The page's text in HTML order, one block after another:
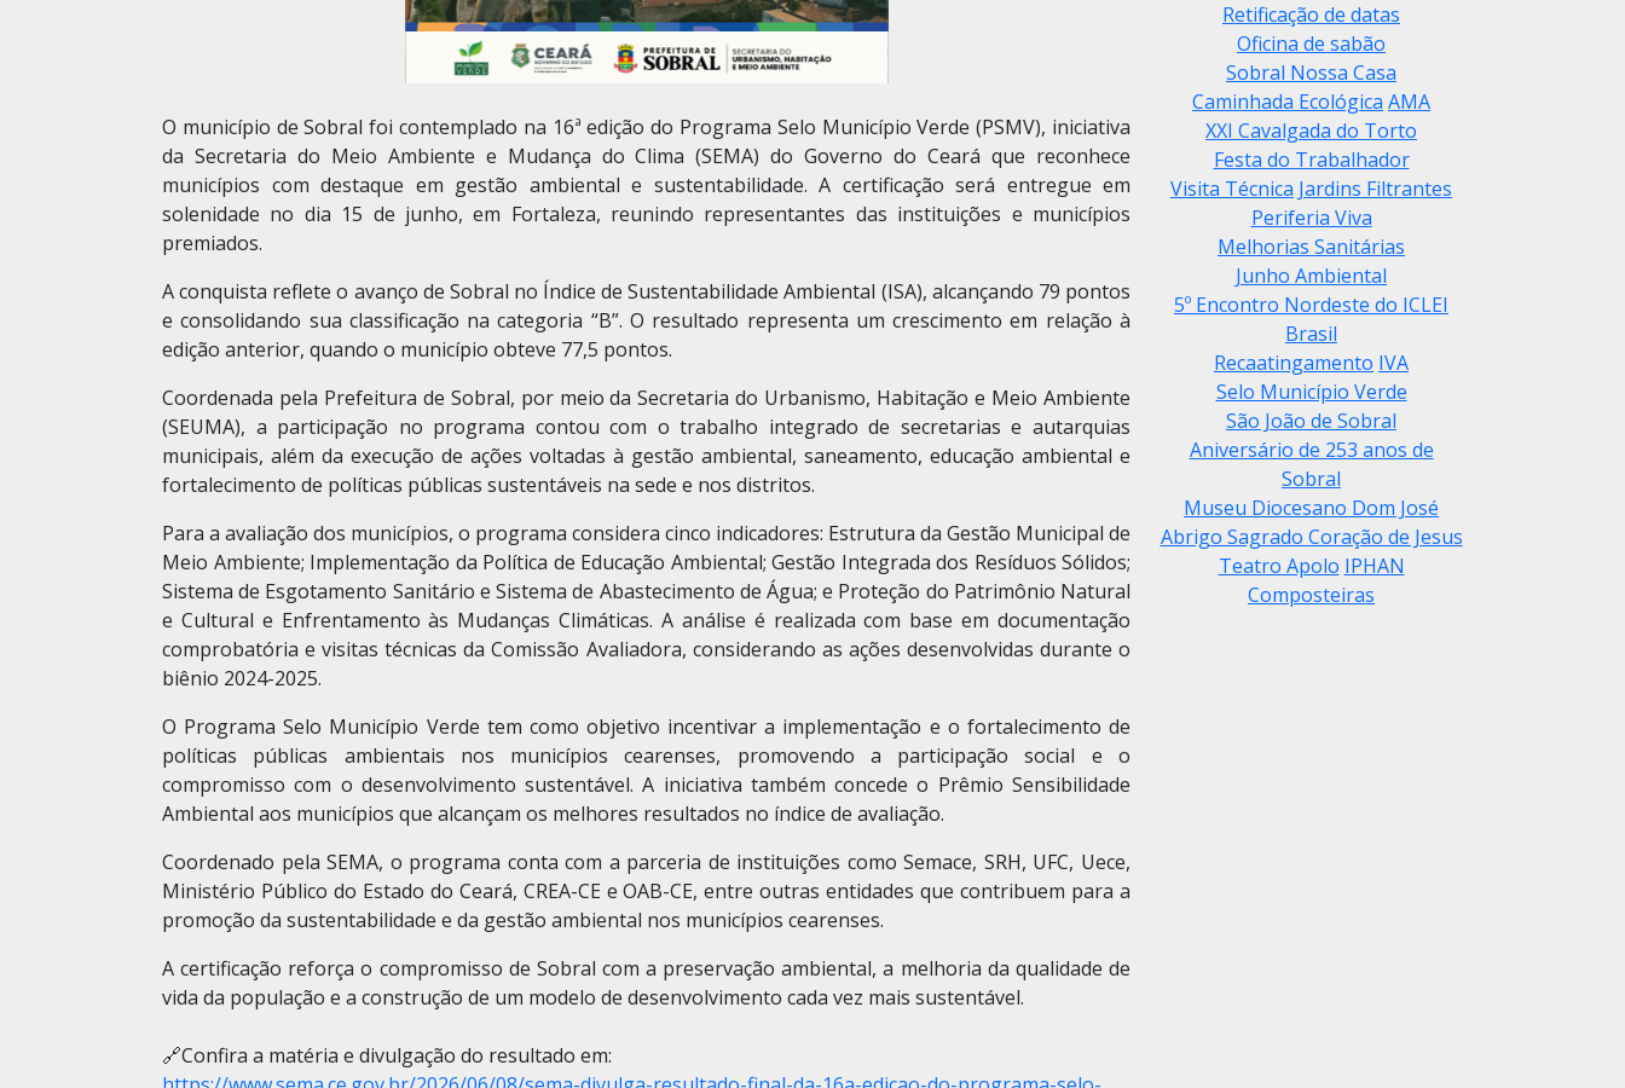
Retificação de datas
Oficina de sabão
Sobral Nossa Casa
Caminhada Ecológica AMA
XXI Cavalgada do Torto
Festa do Trabalhador
Visita Técnica Jardins Filtrantes
Periferia Viva
Melhorias Sanitárias
Junho Ambiental
5º Encontro Nordeste do ICLEI
Brasil
Recaatingamento IVA
Selo Município Verde
São João de Sobral
Aniversário de 253 anos de
Sobral
Museu Diocesano Dom José
Abrigo Sagrado Coração de Jesus
Teatro Apolo IPHAN
Composteiras
O município de Sobral foi contemplado na 16ª edição do Programa Selo Município Verde (PSMV), iniciativa
da Secretaria do Meio Ambiente e Mudança do Clima (SEMA) do Governo do Ceará que reconhece
municípios com destaque em gestão ambiental e sustentabilidade. A certificação será entregue em
solenidade no dia 15 de junho, em Fortaleza, reunindo representantes das instituições e municípios
premiados.
A conquista reflete o avanço de Sobral no Índice de Sustentabilidade Ambiental (ISA), alcançando 79 pontos
e consolidando sua classificação na categoria “B”. O resultado representa um crescimento em relação à
edição anterior, quando o município obteve 77,5 pontos.
Coordenada pela Prefeitura de Sobral, por meio da Secretaria do Urbanismo, Habitação e Meio Ambiente
(SEUMA), a participação no programa contou com o trabalho integrado de secretarias e autarquias
municipais, além da execução de ações voltadas à gestão ambiental, saneamento, educação ambiental e
fortalecimento de políticas públicas sustentáveis na sede e nos distritos.
Para a avaliação dos municípios, o programa considera cinco indicadores: Estrutura da Gestão Municipal de
Meio Ambiente; Implementação da Política de Educação Ambiental; Gestão Integrada dos Resíduos Sólidos;
Sistema de Esgotamento Sanitário e Sistema de Abastecimento de Água; e Proteção do Patrimônio Natural
e Cultural e Enfrentamento às Mudanças Climáticas. A análise é realizada com base em documentação
comprobatória e visitas técnicas da Comissão Avaliadora, considerando as ações desenvolvidas durante o
biênio 2024-2025.
O Programa Selo Município Verde tem como objetivo incentivar a implementação e o fortalecimento de
políticas públicas ambientais nos municípios cearenses, promovendo a participação social e o
compromisso com o desenvolvimento sustentável. A iniciativa também concede o Prêmio Sensibilidade
Ambiental aos municípios que alcançam os melhores resultados no índice de avaliação.
Coordenado pela SEMA, o programa conta com a parceria de instituições como Semace, SRH, UFC, Uece,
Ministério Público do Estado do Ceará, CREA-CE e OAB-CE, entre outras entidades que contribuem para a
promoção da sustentabilidade e da gestão ambiental nos municípios cearenses.
A certificação reforça o compromisso de Sobral com a preservação ambiental, a melhoria da qualidade de
vida da população e a construção de um modelo de desenvolvimento cada vez mais sustentável.
🔗Confira a matéria e divulgação do resultado em: